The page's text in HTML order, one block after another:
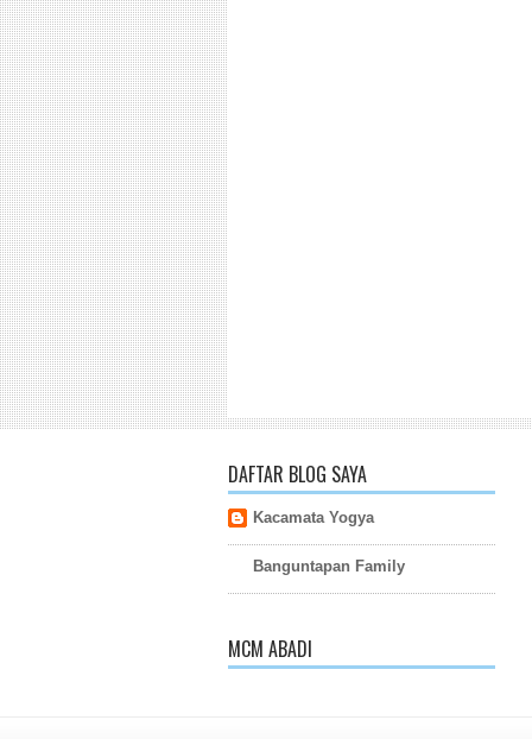
DAFTAR BLOG SAYA
Kacamata Yogya
Banguntapan Family
MCM ABADI